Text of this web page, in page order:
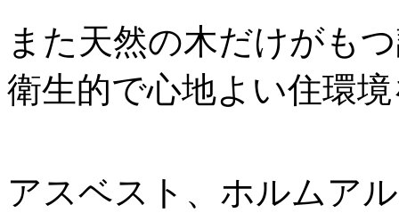
また天然の木だけがも
衛生的で心地よい住環
アスベスト、ホルムア